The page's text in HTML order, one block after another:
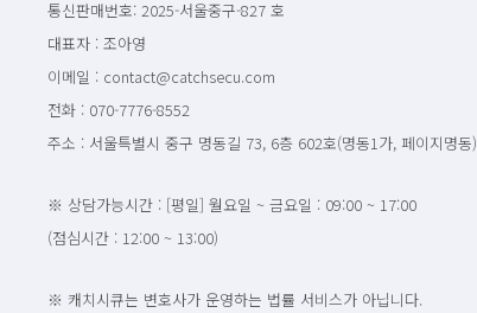
통신판매번호: 2025-서울중구-827 호
대표자 : 조아영
이메일 : contact@catchsecu.com
전화 : 070-7776-8552
주소 : 서울특별시 중구 명동길 73, 6층 602호(명동1가, 페이지명동)
※ 상담가능시간 : [평일] 월요일 ~ 금요일 : 09:00 ~ 17:00
(점심시간 : 12:00 ~ 13:00)
※ 캐치시큐는 변호사가 운영하는 법률 서비스가 아닙니다.